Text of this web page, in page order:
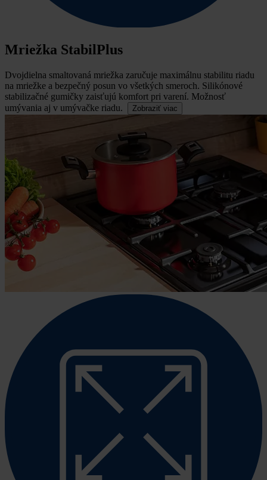
Mriežka StabilPlus
Dvojdielna smaltovaná mriežka zaručuje maximálnu stabilitu riadu
na mriežke a bezpečný posun vo všetkých smeroch. Silikónové
stabilizačné gumičky zaisťujú komfort pri varení. Možnosť
umývania aj v umývačke riadu.
Zobraziť viac